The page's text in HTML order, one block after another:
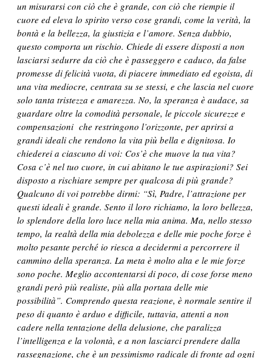
un misurarsi con ciò che è grande, con ciò che riempie il
cuore ed eleva lo spirito verso cose grandi, come la verità, la
bontà e la bellezza, la giustizia e l’amore. Senza dubbio,
questo comporta un rischio. Chiede di essere disposti a non
lasciarsi sedurre da ciò che è passeggero e caduco, da false
promesse di felicità vuota, di piacere immediato ed egoista, di
una vita mediocre, centrata su se stessi, e che lascia nel cuore
solo tanta tristezza e amarezza. No, la speranza è audace, sa
guardare oltre la comodità personale, le piccole sicurezze e
compensazioni che restringono l’orizzonte, per aprirsi a
grandi ideali che rendono la vita più bella e dignitosa. Io
chiederei a ciascuno di voi: Cos’è che muove la tua vita?
Cosa c’è nel tuo cuore, in cui abitano le tue aspirazioni? Sei
disposto a rischiare sempre per qualcosa di più grande?
Qualcuno di voi potrebbe dirmi: “Sì, Padre, l’attrazione per
questi ideali è grande. Sento il loro richiamo, la loro bellezza,
lo splendore della loro luce nella mia anima. Ma, nello stesso
tempo, la realtà della mia debolezza e delle mie poche forze è
molto pesante perché io riesca a decidermi a percorrere il
cammino della speranza. La meta è molto alta e le mie forze
sono poche. Meglio accontentarsi di poco, di cose forse meno
grandi però più realiste, più alla portata delle mie
possibilità”. Comprendo questa reazione, è normale sentire il
peso di quanto è arduo e difficile, tuttavia, attenti a non
cadere nella tentazione della delusione, che paralizza
l’intelligenza e la volontà, e a non lasciarci prendere dalla
rassegnazione, che è un pessimismo radicale di fronte ad ogni